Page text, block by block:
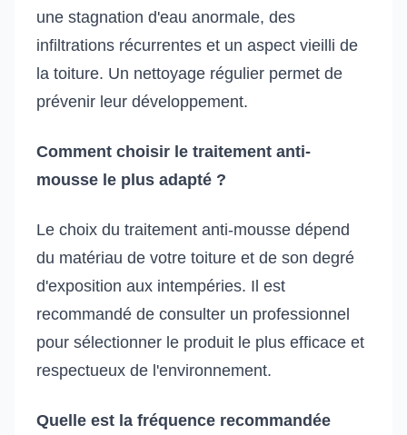
une stagnation d'eau anormale, des
infiltrations récurrentes et un aspect vieilli de
la toiture. Un nettoyage régulier permet de
prévenir leur développement.
Comment choisir le traitement anti-
mousse le plus adapté ?
Le choix du traitement anti-mousse dépend
du matériau de votre toiture et de son degré
d'exposition aux intempéries. Il est
recommandé de consulter un professionnel
pour sélectionner le produit le plus efficace et
respectueux de l'environnement.
Quelle est la fréquence recommandée